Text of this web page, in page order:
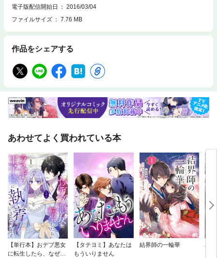
電子版配信開始日
2016/03/04
ファイルサイズ
7.76 MB
作品をシェアする
あわせてよく買われている本
【単行本】おデブ悪女
に転生したら、なぜか
【タテヨミ】あなたは
もういりません
結界師の一輪華
バ